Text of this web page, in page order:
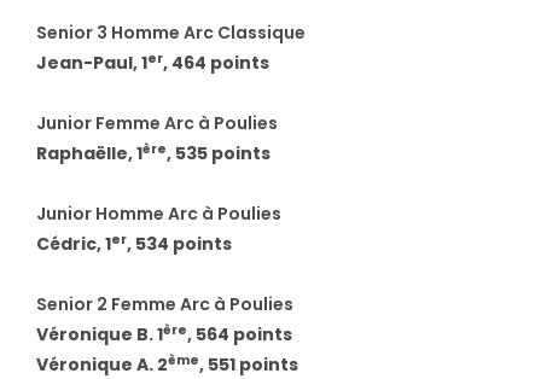
Senior 3 Homme Arc Classique
Jean-Paul, 1er, 464 points
Junior Femme Arc à Poulies
Raphaëlle, 1ère, 535 points
Junior Homme Arc à Poulies
Cédric, 1er, 534 points
Senior 2 Femme Arc à Poulies
Véronique B. 1ère, 564 points
Véronique A. 2ème, 551 points